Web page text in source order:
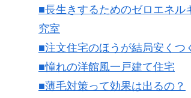
■長生きするためのゼロエネル
究室
■注文住宅のほうが結局安くつ
■憧れの洋館風一戸建て住宅
■薄毛対策って効果は出るの？